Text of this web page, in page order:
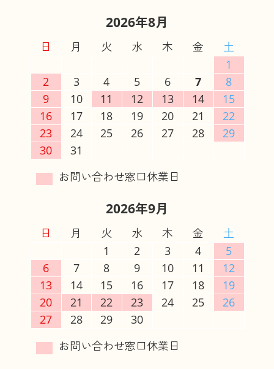
2026年8月
日 月 火 水 木 金
土
1
2
3 4 5 6 7
8
9
10 11 12 13 14
15
16
17 18 19 20 21
22
23
24 25 26 27 28
29
30
31
2026年9月
日 月 火 水 木 金
土
1
2 3 4
5
6
7 8 9 10 11
12
13
14 15 16 17 18
19
20
21 22 23 24 25
26
27
28 29 30